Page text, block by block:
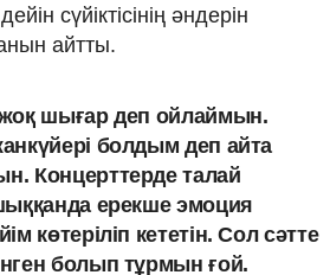
сүйіктісінің әндерін
айтты.
жоқ шығар деп ойлаймын.
болдым деп айта
Концерттерде талай
ерекше эмоция
көтеріліп кететін. Сол сәтте
болып тұрмын ғой.